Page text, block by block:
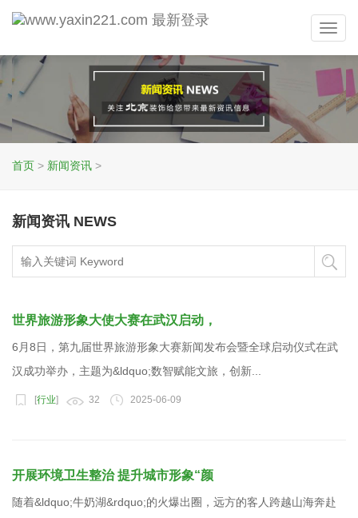
首页 > 新闻资讯 >
新闻资讯 NEWS
世界旅游形象大使大赛在武汉启动，
6月8日，第九届世界旅游形象大赛新闻发布会暨全球启动仪式在武
汉成功举办，主题为&ldquo;数智赋能文旅，创新...
[行业] 32 2025-06-09
开展环境卫生整治 提升城市形象“颜
随着&ldquo;牛奶湖&rdquo;的火爆出圈，远方的客人跨越山海奔赴